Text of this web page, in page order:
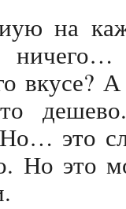
на
вкусе?
это
Но это